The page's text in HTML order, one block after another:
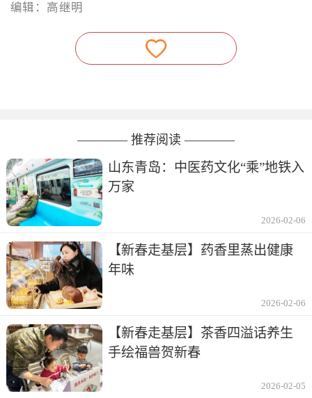
编辑：高继明
———— 推荐阅读 ————
山东青岛：中医药文化“乘”地铁入
万家
2026-02-06
【新春走基层】药香里蒸出健康
年味
2026-02-06
【新春走基层】茶香四溢话养生
手绘福兽贺新春
2026-02-05